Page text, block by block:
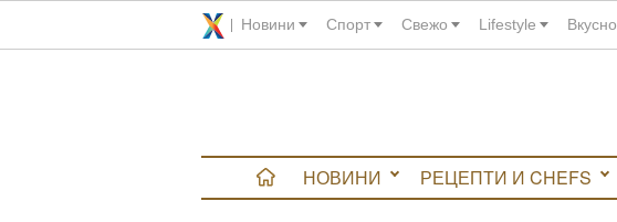
Новини Спорт Свежо Lifestyle Вкусно
НОВИНИ РЕЦЕПТИ И CHEFS